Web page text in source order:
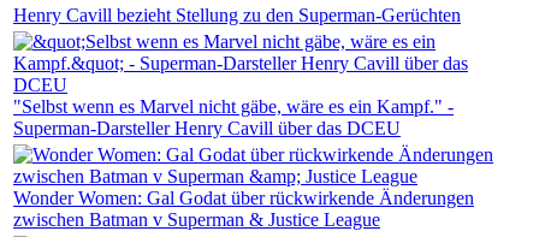
Henry Cavill bezieht Stellung zu den Superman-Gerüchten
"Selbst wenn es Marvel nicht gäbe, wäre es ein Kampf." -
Superman-Darsteller Henry Cavill über das DCEU
Wonder Women: Gal Godat über rückwirkende Änderungen
zwischen Batman v Superman & Justice League